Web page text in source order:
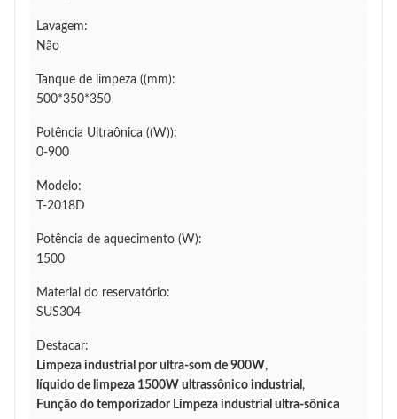
Lavagem:
Não
Tanque de limpeza ((mm):
500*350*350
Potência Ultraônica ((W)):
0-900
Modelo:
T-2018D
Potência de aquecimento (W):
1500
Material do reservatório:
SUS304
Destacar:
Limpeza industrial por ultra-som de 900W,
líquido de limpeza 1500W ultrassônico industrial ,
Função do temporizador Limpeza industrial ultra-sônica